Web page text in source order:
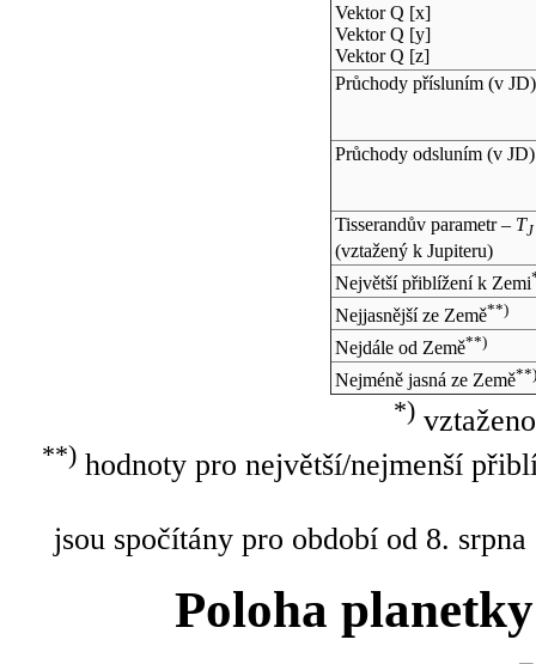
Vektor Q [x]
Vektor Q [y]
Vektor Q [z]
Průchody přísluním (v JD)
Průchody odsluním (v JD)
Tisserandův parametr – TJ
(vztažený k Jupiteru)
Největší přiblížení k Zemi
Nejjasnější ze Země**)
Nejdále od Země**)
Nejméně jasná ze Země**)
*)
**)hodnoty pro největší/nejmenší
jsou spočítány pro období od 8.
Poloha